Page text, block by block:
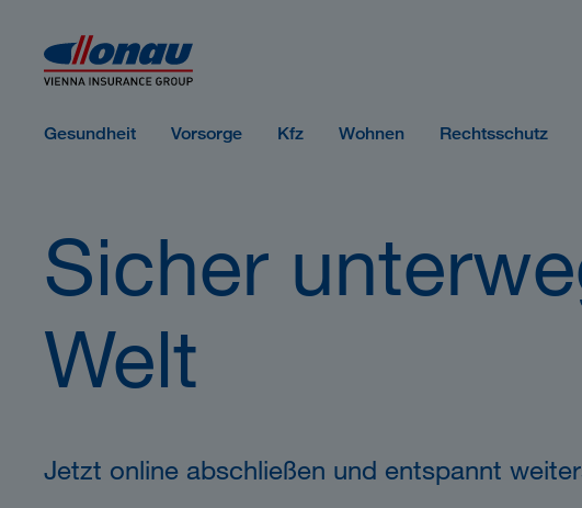
Gesundheit Vorsorge Kfz Wohnen Rechtsschutz
Sicher
Welt
Jetzt online abschließen und entspannt